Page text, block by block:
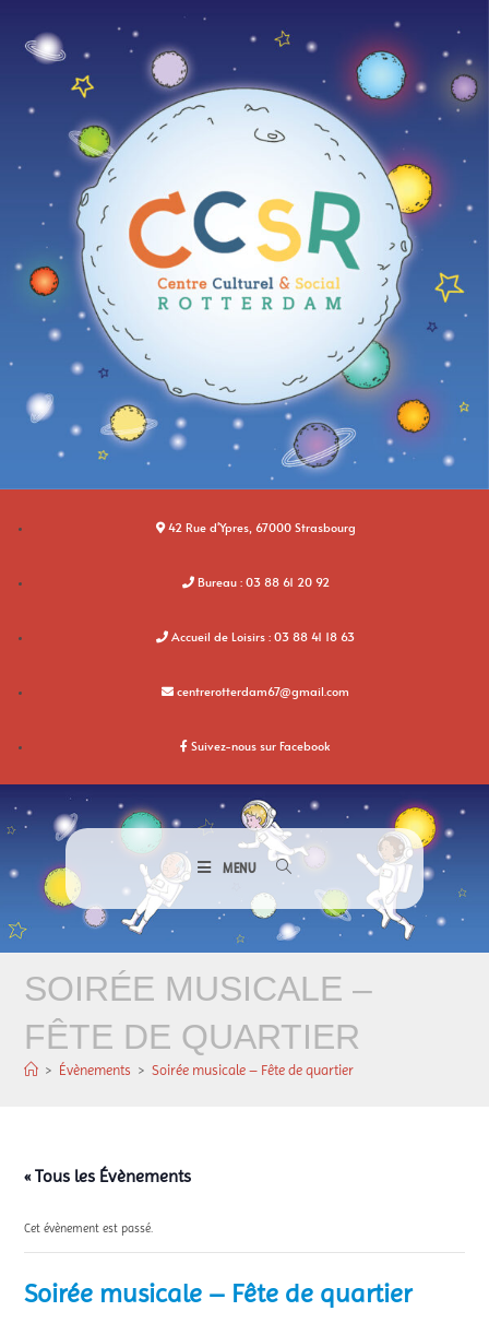
42 Rue d'Ypres, 67000 Strasbourg
Bureau : 03 88 61 20 92
Accueil de Loisirs : 03 88 41 18 63
centrerotterdam67@gmail.com
Suivez-nous sur Facebook
MENU
SOIRÉE MUSICALE –
FÊTE DE QUARTIER
> Évènements > Soirée musicale – Fête de quartier
« Tous les Évènements
Cet évènement est passé.
Soirée musicale – Fête de quartier